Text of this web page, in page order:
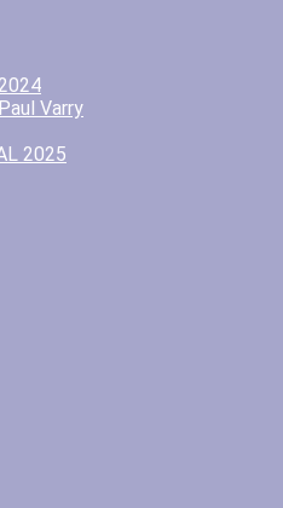
Varry
2025